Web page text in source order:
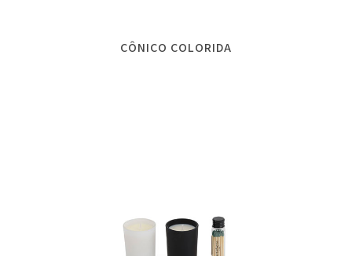
CÔNICO COLORIDA